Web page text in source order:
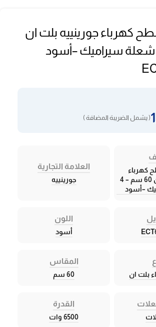
كهرباء جورينييه بلت ان
60 سم – 4 شعلة سيراميك –أسود
( يشمل الضريبة المضافة )
كهرباء
جورينييه بلت ان 60 سم – 4
–أسود
العلامة التجارية
جورينييه
اللون
أسود
بلت ان
المقاس
60 سم
القدرة
6500 وات